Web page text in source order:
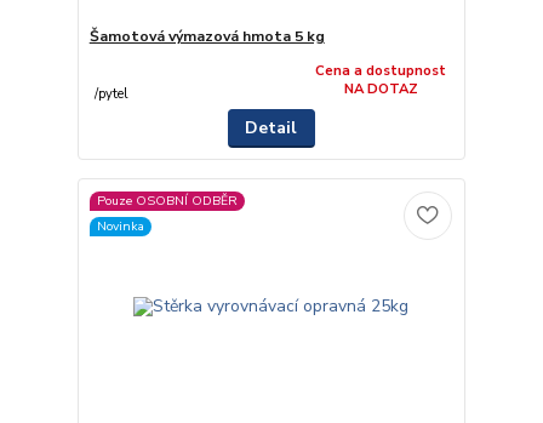
Šamotová výmazová hmota 5 kg
/pytel
Cena a dostupnost
NA DOTAZ
Detail
Pouze OSOBNÍ ODBĚR
Novinka